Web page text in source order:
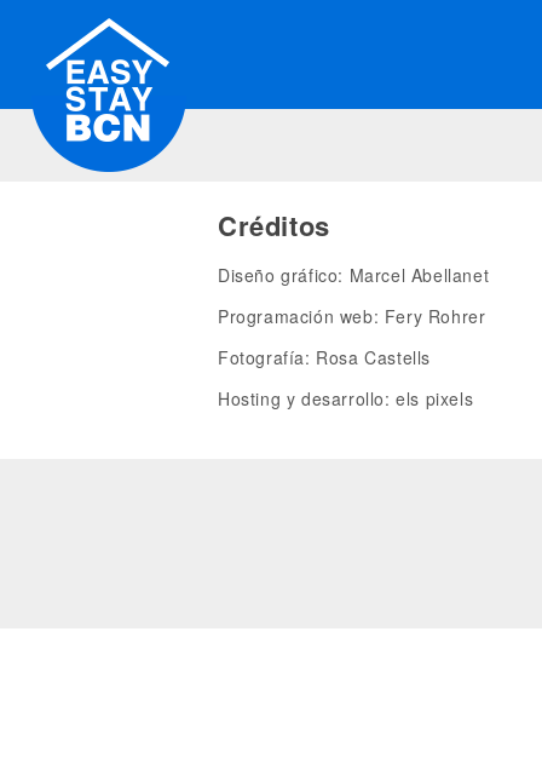
Créditos
Diseño gráfico: Marcel Abellanet
Programación web: Fery Rohrer
Fotografía: Rosa Castells
Hosting y desarrollo: els pixels